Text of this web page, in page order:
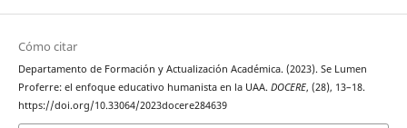
Cómo citar
Departamento de Formación y Actualización Académica. (2023). Se Lumen
Proferre: el enfoque educativo humanista en la UAA. DOCERE, (28), 13–18.
https://doi.org/10.33064/2023docere284639